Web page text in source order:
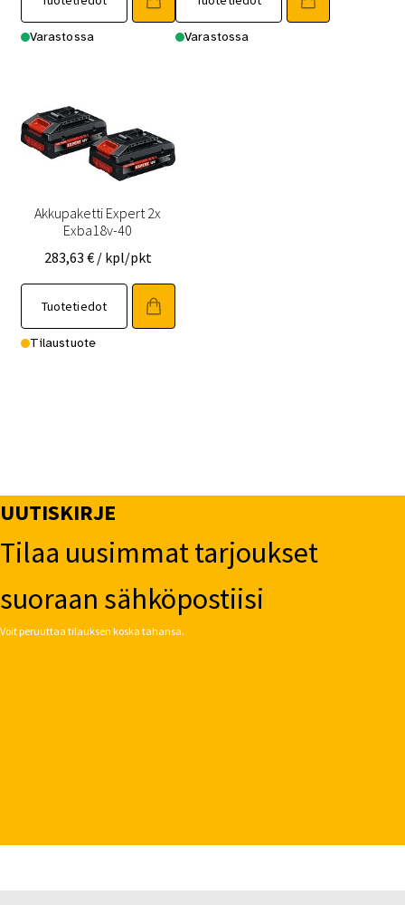
Varastossa Varastossa
Akkupaketti Expert 2x
Exba18v-40
283,63 € / kpl/pkt
Tuotetiedot
Tilaustuote
UUTISKIRJE
Tilaa uusimmat tarjoukset
suoraan sähköpostiisi
Voit peruuttaa tilauksen koska tahansa.